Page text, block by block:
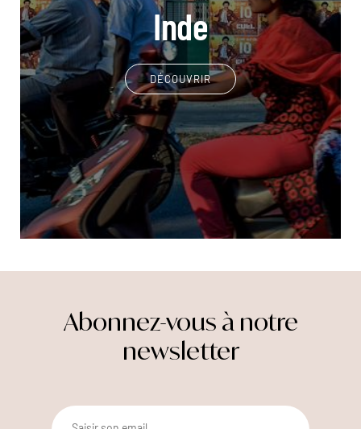
Inde
DÉCOUVRIR
Abonnez-vous à notre
newsletter